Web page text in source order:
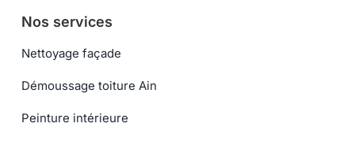
Nos services
Nettoyage façade
Démoussage toiture Ain
Peinture intérieure